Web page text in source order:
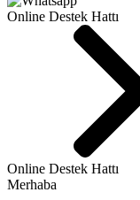
Online Destek Hattı
Online Destek Hattı
Merhaba